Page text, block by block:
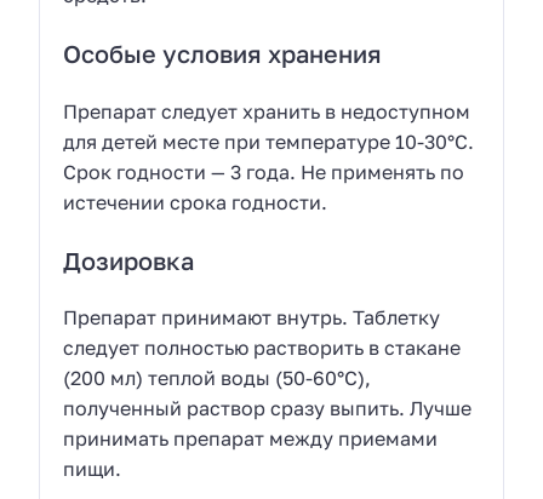
Особые условия хранения
Препарат следует хранить в недоступном
для детей месте при температуре 10-30°С.
Срок годности — 3 года. Не применять по
истечении срока годности.
Дозировка
Препарат принимают внутрь. Таблетку
следует полностью растворить в стакане
(200 мл) теплой воды (50-60°С),
полученный раствор сразу выпить. Лучше
принимать препарат между приемами
пищи.